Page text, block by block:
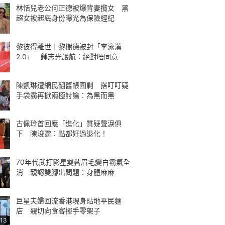
林恬兒老公何正德被爆背妻攬女 黑
超女被起底身份曝光為保險經紀
黎彼得離世｜黎樹德被封「李泳漢
2.0」 鍾志光護航：絕對唔同意
陳凱琳遭網民翻舊帳圍剿 搭叮叮疑
手袋霸再掀兩極討論：為黑而黑
古佩玲首回應「進化」質疑聲淚俱
下 陳浚霆：點都好過退化！
70年代武打影星雙鬢眉毛變白霸氣全
消 親認雙腳出問題：身體麻麻
巨星夫婦回流香港現身貼地平民麵
店 親切向食客揮手零架子